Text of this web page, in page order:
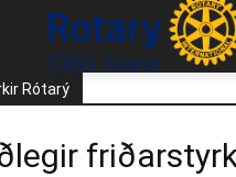
Rótarý